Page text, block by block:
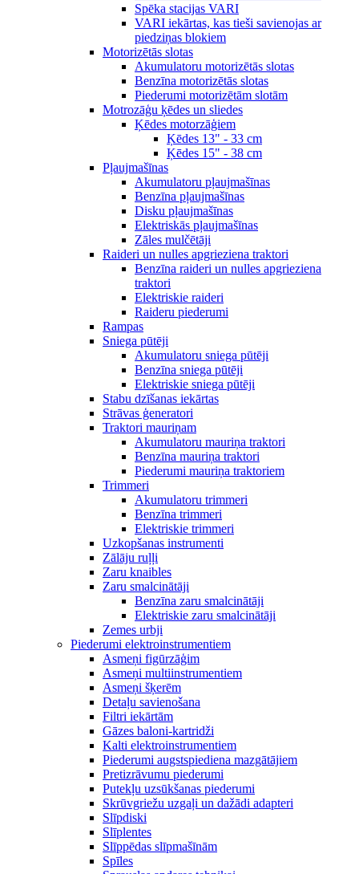
Spēka stacijas VARI
VARI iekārtas, kas tieši savienojas ar
piedziņas blokiem
Motorizētās slotas
Akumulatoru motorizētās slotas
Benzīna motorizētās slotas
Piederumi motorizētām slotām
Motrozāģu ķēdes un sliedes
Ķēdes motorzāģiem
Ķēdes 13" - 33 cm
Ķēdes 15" - 38 cm
Pļaujmašīnas
Akumulatoru pļaujmašīnas
Benzīna pļaujmašīnas
Disku pļaujmašīnas
Elektriskās pļaujmašīnas
Zāles mulčētāji
Raideri un nulles apgrieziena traktori
Benzīna raideri un nulles apgrieziena
traktori
Elektriskie raideri
Raideru piederumi
Rampas
Sniega pūtēji
Akumulatoru sniega pūtēji
Benzīna sniega pūtēji
Elektriskie sniega pūtēji
Stabu dzīšanas iekārtas
Strāvas ģeneratori
Traktori mauriņam
Akumulatoru mauriņa traktori
Benzīna mauriņa traktori
Piederumi mauriņa traktoriem
Trimmeri
Akumulatoru trimmeri
Benzīna trimmeri
Elektriskie trimmeri
Uzkopšanas instrumenti
Zālāju ruļļi
Zaru knaibles
Zaru smalcinātāji
Benzīna zaru smalcinātāji
Elektriskie zaru smalcinātāji
Zemes urbji
Piederumi elektroinstrumentiem
Asmeņi figūrzāģim
Asmeņi multiinstrumentiem
Asmeņi šķerēm
Detaļu savienošana
Filtri iekārtām
Gāzes baloni-kartridži
Kalti elektroinstrumentiem
Piederumi augstspiediena mazgātājiem
Pretizrāvumu piederumi
Putekļu uzsūkšanas piederumi
Skrūvgriežu uzgaļi un dažādi adapteri
Slīpdiski
Slīplentes
Slīppēdas slīpmašīnām
Spīles